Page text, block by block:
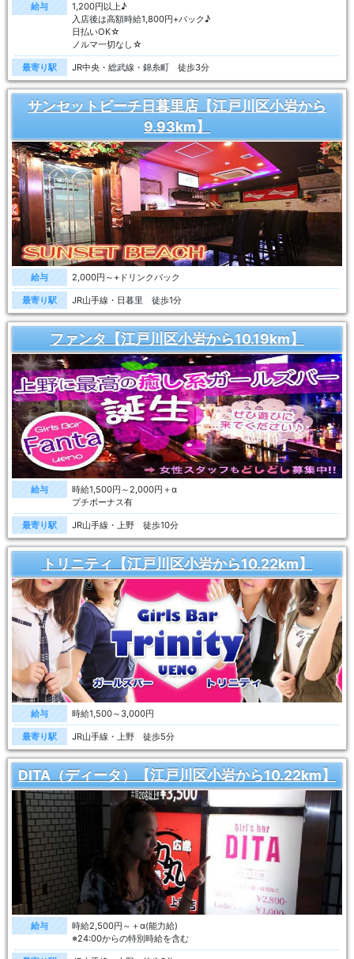
給与
1,200円以上♪
入店後は高額時給1,800円+バック♪
日払いOK☆
ノルマ一切なし☆
最寄り駅 JR中央・総武線・錦糸町 徒歩3分
サンセットビーチ日暮里店【江戸川区小岩から
9.93km】
給与 2,000円～+ドリンクバック
最寄り駅 JR山手線・日暮里 徒歩1分
ファンタ【江戸川区小岩から10.19km】
給与
時給1,500円～2,000円＋α
プチボーナス有
最寄り駅 JR山手線・上野 徒歩10分
トリニティ【江戸川区小岩から10.22km】
給与 時給1,500～3,000円
最寄り駅 JR山手線・上野 徒歩5分
DITA（ディータ）【江戸川区小岩から10.22km】
給与
時給2,500円～＋α(能力給)
※24:00からの特別時給を含む